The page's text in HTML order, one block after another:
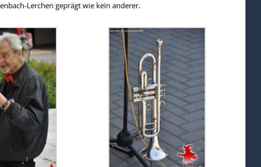
Lerchen geprägt wie kein anderer.